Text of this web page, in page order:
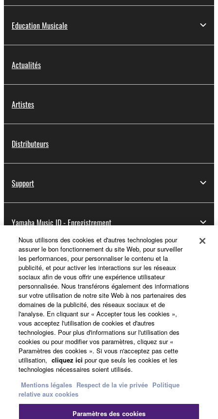
Education Musicale
Actualités
Artistes
Distributeurs
Support
Yamaha Music ID - Enregistrement
A propos de Yamaha
France - French
Professionnel
Nous contacter Conditions d'utilisation
Nous utilisons des cookies et d'autres technologies pour
assurer le bon fonctionnement du site Web, pour surveiller
les performances, pour personnaliser le contenu et la
publicité, et pour activer les interactions sur les réseaux
sociaux afin de vous offrir une expérience utilisateur
personnalisée. Nous transférons également des informations
sur votre utilisation de notre site Web à nos partenaires des
domaines de la publicité, des réseaux sociaux et de
l'analyse. En cliquant sur « Accepter tous les cookies »,
vous acceptez l'utilisation de cookies et d'autres
technologies. Pour plus d'informations sur l'utilisation des
cookies ou pour modifier vos paramètres, cliquez sur «
Paramètres des cookies ». Si vous n'acceptez pas cette
utilisation, cliquez ici pour que seuls les cookies et les
technologies nécessaires soient utilisés.
Mentions légales Respect de la vie privée Politique
relative aux cookies
Paramètres des cookies